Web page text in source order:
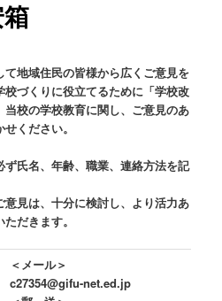
地域住民の皆様から広くご意見を
づくりに役立てるために「学校改
当校の学校教育に関し、ご意見のあ
ください。
氏名、年齢、職業、連絡方法を記
見は、十分に検討し、より活力あ
だきます。
＜メール＞
c27354@gifu-net.ed.jp